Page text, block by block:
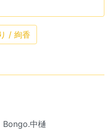
/ 絢香
Bongo.中樋